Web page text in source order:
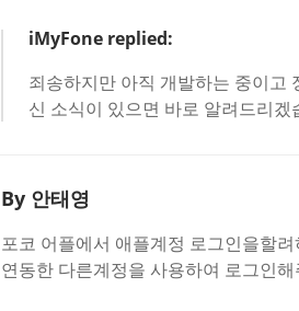
iMyFone replied:
죄송하지만 아직 개발하는 중이고
신 소식이 있으면 바로 알려드리겠
By 안태영
포코 어플에서 애플계정 로그인을할
연동한 다른계정을 사용하여 로그인